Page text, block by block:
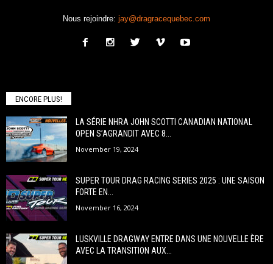
Nous rejoindre: jay@dragracequebec.com
ENCORE PLUS!
LA SÉRIE NHRA JOHN SCOTTI CANADIAN NATIONAL
OPEN S’AGRANDIT AVEC 8...
November 19, 2024
SUPER TOUR DRAG RACING SERIES 2025 : UNE SAISON
FORTE EN...
November 16, 2024
LUSKVILLE DRAGWAY ENTRE DANS UNE NOUVELLE ÈRE
AVEC LA TRANSITION AUX...